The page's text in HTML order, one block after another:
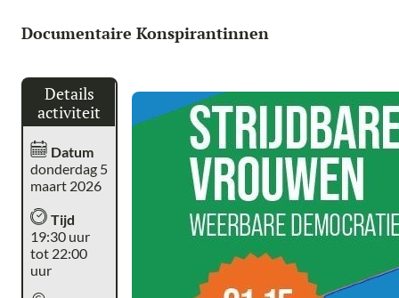
Documentaire Konspirantinnen
Details
activiteit
Datum
donderdag 5
maart 2026
Tijd
19:30 uur
tot 22:00
uur